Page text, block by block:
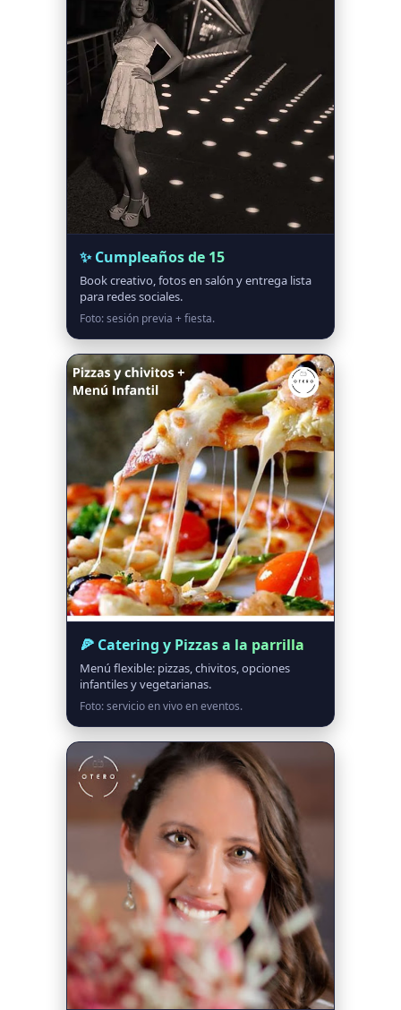
✨ Cumpleaños de 15
Book creativo, fotos en salón y entrega lista
para redes sociales.
Foto: sesión previa + fiesta.
🍕 Catering y Pizzas a la parrilla
Menú flexible: pizzas, chivitos, opciones
infantiles y vegetarianas.
Foto: servicio en vivo en eventos.